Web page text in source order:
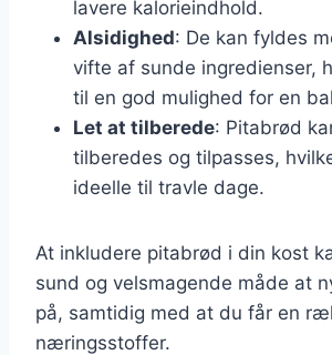
lavere kalorieindhold.
Alsidighed: De kan fyldes
vifte af sunde ingredienser,
til en god mulighed for en
Let at tilberede: Pitabrød
tilberedes og tilpasses,
ideelle til travle dage.
At inkludere pitabrød i din kost
sund og velsmagende måde at
på, samtidig med at du får en
næringsstoffer.